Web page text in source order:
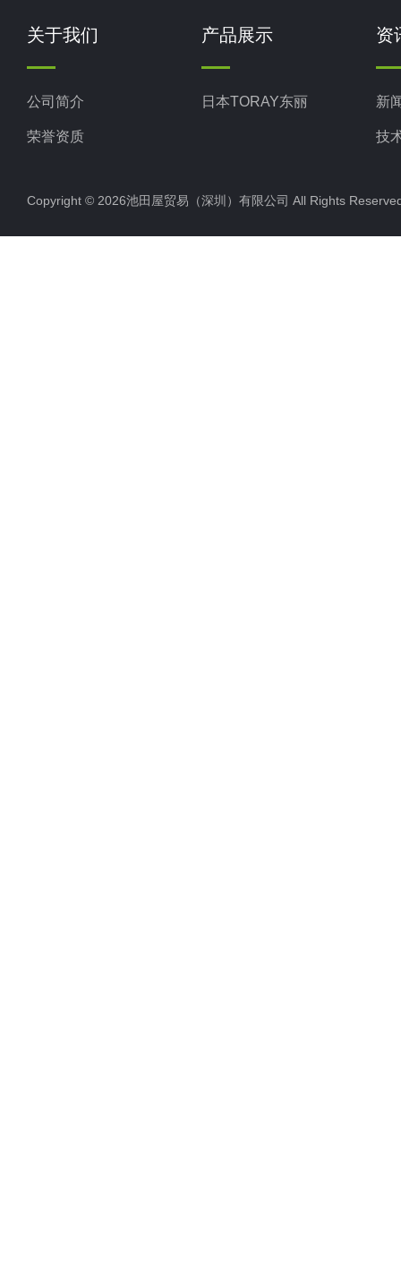
关于我们
公司简介
荣誉资质
产品展示
日本TORAY东丽
资
新
技
Copyright © 2026池田屋贸易（深圳）有限公司 All Rights